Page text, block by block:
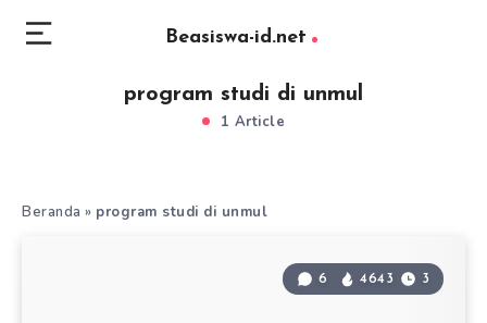
Beasiswa-id.net
program studi di unmul
1 Article
Beranda » program studi di unmul
6 4643 3